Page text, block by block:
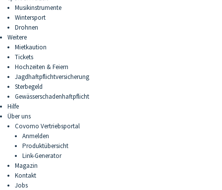
Musikinstrumente
Wintersport
Drohnen
Weitere
Mietkaution
Tickets
Hochzeiten & Feiern
Jagdhaftpflichtversicherung
Sterbegeld
Gewässerschadenhaftpflicht
Hilfe
Über uns
Covomo Vertriebsportal
Anmelden
Produktübersicht
Link-Generator
Magazin
Kontakt
Jobs